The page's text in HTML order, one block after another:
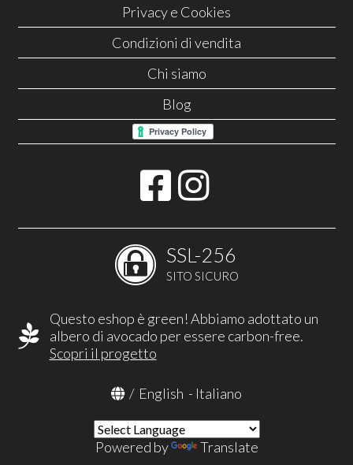
Privacy e Cookies
Condizioni di vendita
Chi siamo
Blog
SSL-256
SITO SICURO
Questo eshop è green! Abbiamo adottato un
albero di avocado per essere carbon-free.
Scopri il progetto
/ English - Italiano
Powered by Translate